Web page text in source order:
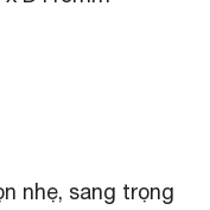
nhẹ, sang trọng